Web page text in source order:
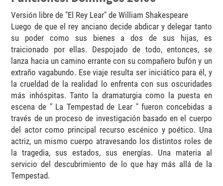
Versión libre de "El Rey Lear" de William Shakespeare
Luego de que el rey anciano decide abdicar y delegar tanto
su poder como sus bienes a dos de sus hijas, es
traicionado por ellas. Despojado de todo, entonces, se
lanza hacia un camino errante con su compañero bufón y un
extraño vagabundo. Ese viaje resulta ser iniciático para él, y
la crueldad de la realidad lo enfrenta con sus oscuridades
más inhóspitas. Tanto la dramaturgia como la puesta en
escena de " La Tempestad de Lear " fueron concebidas a
través de un proceso de investigación basado en el cuerpo
del actor como principal recurso escénico y poético. Una
actriz, un mismo cuerpo atravesando los distintos roles de
la tragedia, sus estados, sus energías. Una materia al
servicio del descubrimiento de lo que hay más allá de la
Tempestad.